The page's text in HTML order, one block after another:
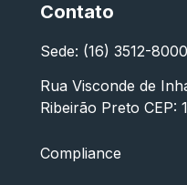
Contato
Sede: (16) 3512-8000
Rua Visconde de
Ribeirão Preto CEP:
Compliance